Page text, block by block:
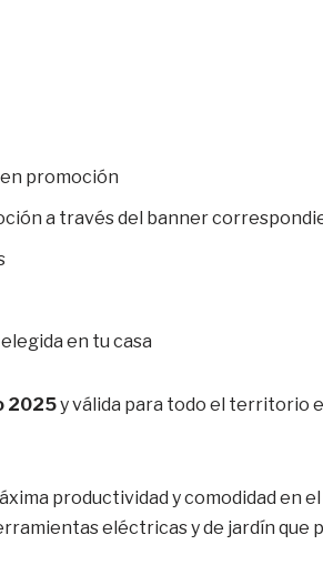
en promoción
a través del banner
en tu casa
2025y válida para todo el territorio
productividad y comodidad en
eléctricas y de jardín que